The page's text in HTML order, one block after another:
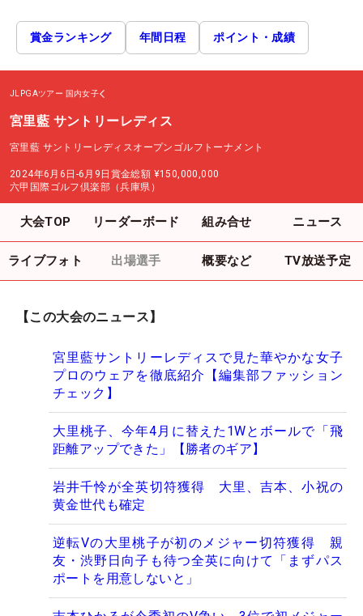
賞金ランキング 年間日程 ポイント・成績
JLPGAツアー 国内女子
宮里藍 サントリーレディス
宮里藍 サントリーレディスオープンゴルフトーナメント
2024年6月6日-6月9日 賞金総額 ¥150,000,000
六甲国際ゴルフ倶楽部（兵庫県）
大会TOP リーダーボード 組み合せ ニュース
ライブフォト 出場選手 概要など TV放送予定
【この大会のニュース】
宮里藍サントリーレディスで見た華やかな女子
プロのウェアを徹底紹介【編集部ファッション
チェック】
大里桃子、今年4月に替えた1Wとボールで「飛
距離アップできた」【勝者のギア】
岩井千怜が全英切符獲得 大里、吉本、小祝の
黄金世代も確定
逆転Vの大里桃子が初のメジャー切符獲得 親
友・渋野日向子も待つ全英に向けて「まずパス
ポートを用意しないと」